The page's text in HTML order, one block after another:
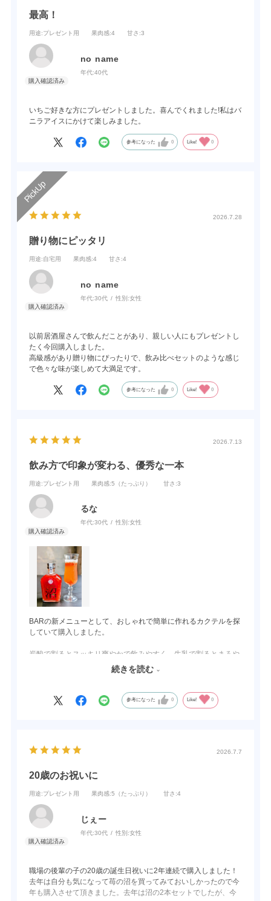
最高！
用途:プレゼント用 果肉感:4 甘さ :3
no name
年代:40代
いちご好きな方にプレゼントしました。喜んでくれました!私はバ
ニラアイスにかけて楽しみました。
参考になった 0 Like! 0
2026.7.28
贈り物にピッタリ
用途:自宅用 果肉感:4 甘さ :4
no name
年代:30代 性別:女性
以前居酒屋さんで飲んだことがあり、親しい人にもプレゼントし
たく今回購入しました。
高級感があり贈り物にぴったりで、飲み比べセットのような感じ
で色々な味が楽しめて大満足です。
参考になった 0 Like! 0
2026.7.13
飲み方で印象が変わる、優秀な一本
用途:プレゼント用 果肉感:5（たっぷり） 甘さ :3
るな
年代:30代 性別:女性
BARの新メニューとして、おしゃれで簡単に作れるカクテルを探
していて購入しました。
炭酸で割るとスッキリ爽やかで飲みやすく、牛乳で割るとまろや
かで甘みが増し、女性にも好まれそうな味わいになります。
又、アルコール度数が低めなので、お酒が弱い方でも安心して飲
「飲みやすい」と好評でした。
飲み方によって違った楽しみ方ができるので、これから人気メニ
続きを読む
参考になった 0 Like! 0
2026.7.7
20歳のお祝いに
用途:プレゼント用 果肉感:5（たっぷり） 甘さ :4
じぇー
年代:30代 性別:女性
職場の後輩の子の20歳の誕生日祝いに2年連続で購入しました！
去年は自分も気になって苺の沼を買ってみておいしかったので今
年も購入させて頂きました。去年は沼の2本セットでしたが、今